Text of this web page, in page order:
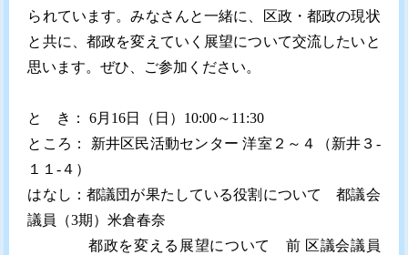
られています。みなさんと一緒に、区政・都政の現状
と共に、都政を変えていく展望について交流したいと
思います。ぜひ、ご参加ください。
と き： 6月16日（日）10:00～11:30
ところ： 新井区民活動センター 洋室２～４（新井３-
１１-４）
はなし：都議団が果たしている役割について 都議会
議員（3期）米倉春奈
都政を変える展望について 前 区議会議員